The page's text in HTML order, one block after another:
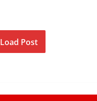
Load Post